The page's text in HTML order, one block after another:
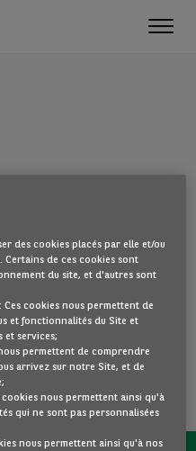
introuvable. Dirigez-vous à
en cliquant ici.
D’ACCUEIL
VÉHICULES
des cookies placés par elle et/ou
de ces cookies sont
du site, et d'autres sont
cookies nous permettent de
et fonctionnalités du Site et
et services;
permettent de comprendre
arrivez sur notre Site, et de
nous permettent ainsi qu'à
qui ne sont pas personnalisées
nous permettent ainsi qu'à nos